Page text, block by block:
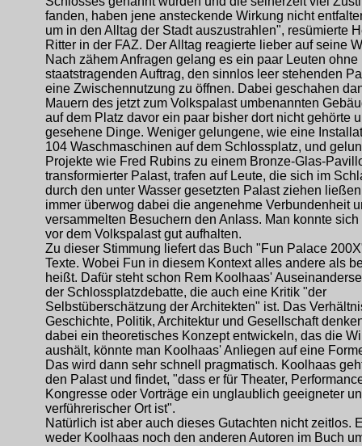
fanden, haben jene ansteckende Wirkung nicht
um in den Alltag der Stadt auszustrahlen", resümierte
Ritter in der FAZ. Der Alltag reagierte lieber auf seine
Nach zähem Anfragen gelang es ein paar Leuten ohne
staatstragenden Auftrag, den sinnlos leer stehenden
eine Zwischennutzung zu öffnen. Dabei geschahen
Mauern des jetzt zum Volkspalast umbenannten
auf dem Platz davor ein paar bisher dort nicht gehörte
gesehene Dinge. Weniger gelungene, wie eine
104 Waschmaschinen auf dem Schlossplatz, und
Projekte wie Fred Rubins zu einem Bronze-Glas-
transformierter Palast, trafen auf Leute, die sich im
durch den unter Wasser gesetzten Palast ziehen
immer überwog dabei die angenehme Verbundenheit
versammelten Besuchern den Anlass. Man konnte sich
vor dem Volkspalast gut aufhalten.
Zu dieser Stimmung liefert das Buch "Fun Palace
Texte. Wobei Fun in diesem Kontext alles andere als
heißt. Dafür steht schon Rem Koolhaas'
der Schlossplatzdebatte, die auch eine Kritik "der
Selbstüberschätzung der Architekten" ist. Das
Geschichte, Politik, Architektur und Gesellschaft
dabei ein theoretisches Konzept entwickeln, das die
aushält, könnte man Koolhaas' Anliegen auf eine
Das wird dann sehr schnell pragmatisch. Koolhaas
den Palast und findet, "dass er für Theater,
Kongresse oder Vorträge ein unglaublich geeigneter
verführerischer Ort ist".
Natürlich ist aber auch dieses Gutachten nicht zeitlos.
weder Koolhaas noch den anderen Autoren im Buch